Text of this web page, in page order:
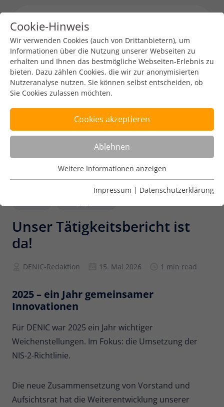
Unser Tätigkeitsbericht ist
da!
DENIC-Redaktion 15. Mai 2026 1 min read
2025 – ein Jahr gemeinsamer
Innovationen
Für DENIC war 2025 ein Jahr wichtiger
Weichenstellungen. Im Fokus: die Umsetzung der
NIS-2-Richtlinie.
Die neue Zusammensetzung von Vorstand und
Aufsichtsrat hat die Weiterentwicklung unserer
Cookie-Hinweis
Wir verwenden Cookies (auch von Drittanbietern), um
Informationen über die Nutzung unserer Webseiten zu
erhalten und Ihnen das bestmögliche Webseiten-Erlebnis zu
bieten. Dazu zählen Cookies, die wir zur anonymisierten
Nutzeranalyse nutzen. Sie können selbst entscheiden, ob
Sie Cookies zulassen möchten.
Cookies akzeptieren
Ablehnen
Nutzungsanalyse
Cookies zur Nutzungsanalyse ermöglichen es uns zu
Anbieter
Zweck
Attributionsinformationen, des
Referrers, der ursprünglich zum
_pk_id
Laufzeit 13 Monate
Weitere Informationen anzeigen
Impressum | Datenschutzerklärung